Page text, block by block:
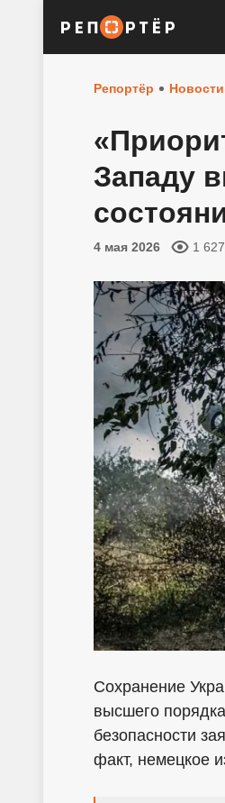
Репортёр Новости
Западу
4 мая 2026 1 627
Сохранение
высшего
безопасности
факт, немецкое